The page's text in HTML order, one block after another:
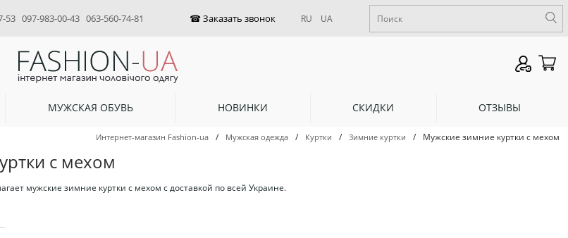
53 097-983-00-43 063-560-74-81 RU UA
МУЖСКАЯ ОБУВЬ НОВИНКИ СКИДКИ ОТЗЫВЫ
Интернет-магазин Fashion-ua / Мужская одежда / Куртки / Зимние куртки / Мужские зимние куртки с мехом
с мехом
мужские зимние куртки с мехом с доставкой по всей Украине.